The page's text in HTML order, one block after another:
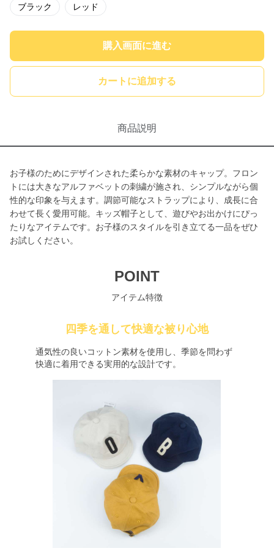
ブラック レッド
購入画面に進む
カートに追加する
商品説明
お子様のためにデザインされた柔らかな素材のキャップ。フロン
トには大きなアルファベットの刺繍が施され、シンプルながら個
性的な印象を与えます。調節可能なストラップにより、成長に合
わせて長く愛用可能。キッズ帽子として、遊びやお出かけにぴっ
たりなアイテムです。お子様のスタイルを引き立てる一品をぜひ
お試しください。
POINT
アイテム特徴
四季を通して快適な被り心地
通気性の良いコットン素材を使用し、季節を問わず
快適に着用できる実用的な設計です。